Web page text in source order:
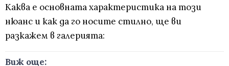
Каква е основната характеристика на този
нюанс и как да го носите стилно, ще ви
разкажем в галерията:
Виж още: